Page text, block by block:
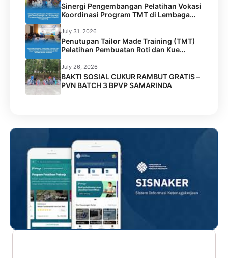
Sinergi Pengembangan Pelatihan Vokasi
Koordinasi Program TMT di Lembaga
Permasyarakatan Perempuan Kelas IIA
Tenggarong
July 31, 2026
Penutupan Tailor Made Training (TMT)
Pelatihan Pembuatan Roti dan Kue
Kolaborasi BPVP Samarinda dengan
Disnaker Kota Samarinda di LPK Mustika
Jamilah Sejahtera
July 26, 2026
BAKTI SOSIAL CUKUR RAMBUT GRATIS –
PVN BATCH 3 BPVP SAMARINDA